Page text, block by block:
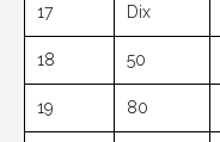
17 Dix
18 50
19 80